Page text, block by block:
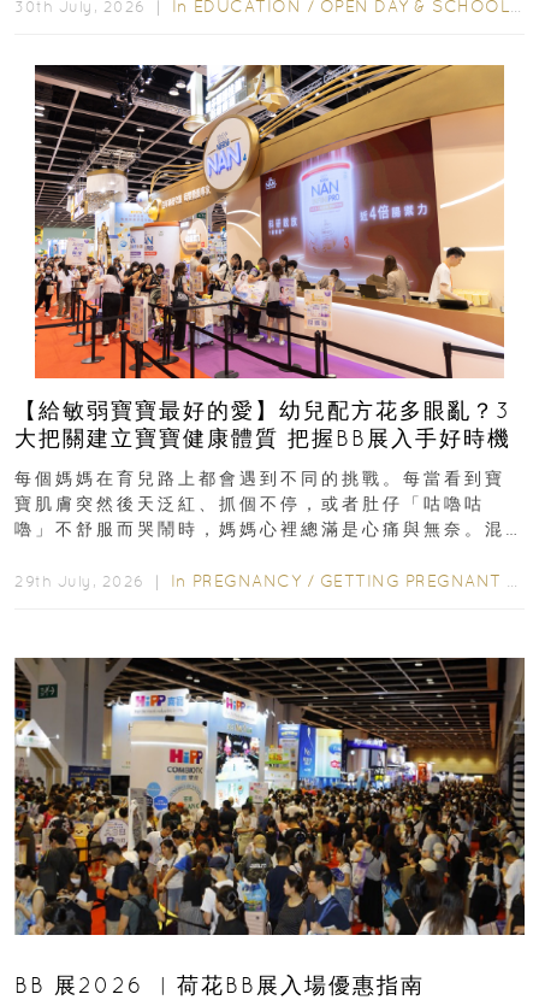
30th July, 2026 ｜ In EDUCATION / OPEN DAY & SCHOOL EVENTS
【給敏弱寶寶最好的愛】幼兒配方花多眼亂？3
大把關建立寶寶健康體質 把握BB展入手好時機
每個媽媽在育兒路上都會遇到不同的挑戰。每當看到寶
寶肌膚突然後天泛紅、抓個不停，或者肚仔「咕嚕咕
嚕」不舒服而哭鬧時，媽媽心裡總滿是心痛與無奈。混
29th July, 2026 ｜ In PREGNANCY / GETTING PREGNANT
BB 展2026 ︳荷花BB展入場優惠指南